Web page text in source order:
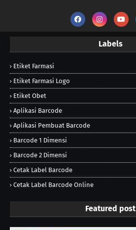
Labels
Etiket Farmasi
Etiket Farmasi Logo
Etiket Obet
Aplikasi Barcode
Aplikasi Pembuat Barcode
Barcode 1 Dimensi
Barcode 2 Dimensi
Cetak Label Barcode
Cetak Label Barcode Online
Featured post